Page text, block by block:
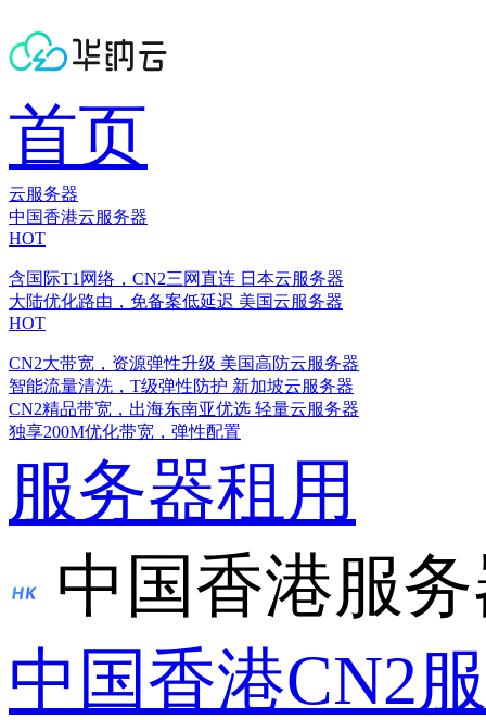
首页
云服务器
中国香港云服务器
HOT
含国际T1网络，CN2三网直连 日本云服务器
大陆优化路由，免备案低延迟 美国云服务器
HOT
CN2大带宽，资源弹性升级 美国高防云服务器
智能流量清洗，T级弹性防护 新加坡云服务器
CN2精品带宽，出海东南亚优选 轻量云服务器
独享200M优化带宽，弹性配置
服务器租用
中国香港服
中国香港CN2